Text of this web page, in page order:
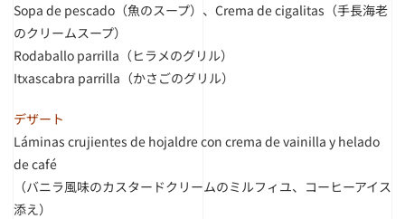
Sopa de pescado（魚のスープ）、Crema de cigalitas（手長海老
のクリームスープ）
Rodaballo parrilla（ヒラメのグリル）
Itxascabra parrilla（かさごのグリル）
デザート
Láminas crujientes de hojaldre con crema de vainilla y helado
de café
（バニラ風味のカスタードクリームのミルフィユ、コーヒーアイス
添え）